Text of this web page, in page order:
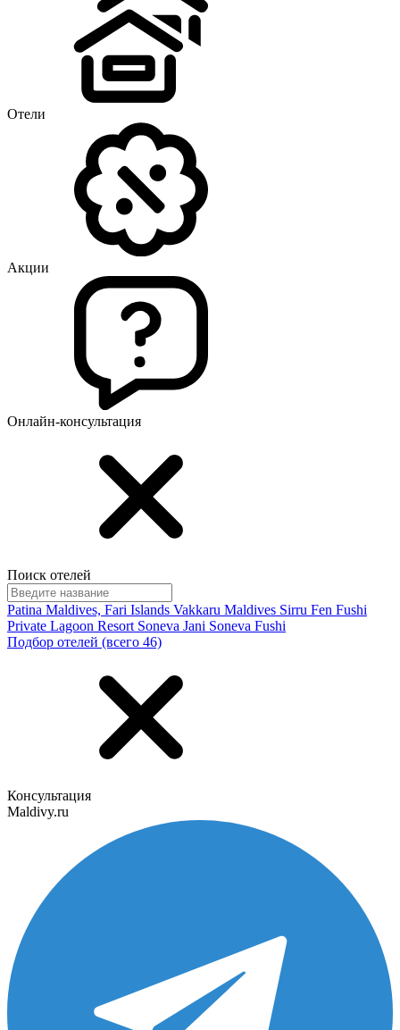
Отели
Акции
Онлайн-консультация
Поиск отелей
Patina Maldives, Fari Islands Vakkaru Maldives Sirru Fen Fushi
Private Lagoon Resort Soneva Jani Soneva Fushi
Подбор отелей (всего 46)
Консультация
Maldivy.ru